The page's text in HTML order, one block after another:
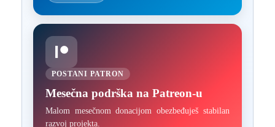
POSTANI PATRON
Mesečna podrška na Patreon-u
Malom mesečnom donacijom obezbeđuješ stabilan
razvoj projekta.